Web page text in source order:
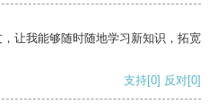
让我能够随时随地学习新知识，拓宽
支持[0] 反对[0]